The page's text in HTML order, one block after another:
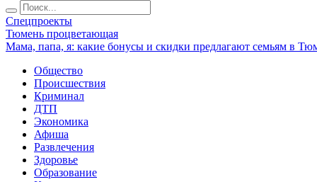
Спецпроекты
Тюмень процветающая
Мама, папа, я: какие бонусы и скидки предлагают семьям в
Общество
Происшествия
Криминал
ДТП
Экономика
Афиша
Развлечения
Здоровье
Образование